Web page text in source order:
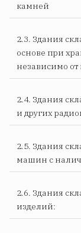
камней
2.3. Здания
основе при
независимо от
2.4. Здания
и других
2.5. Здания
машин с
2.6. Здания
изделий: